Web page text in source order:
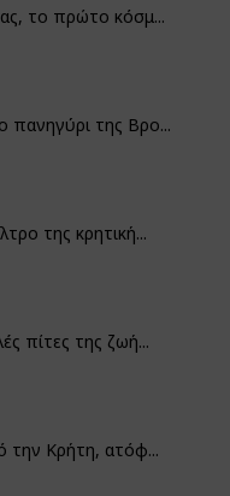
το πρώτο κόσμ...
πανηγύρι της Βρο...
της κρητική...
πίτες της ζωή...
την Κρήτη, ατόφ...